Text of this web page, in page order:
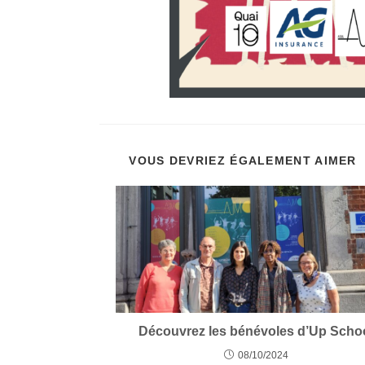
VOUS DEVRIEZ ÉGALEMENT AIMER
Découvrez les bénévoles d’Up
08/10/2024